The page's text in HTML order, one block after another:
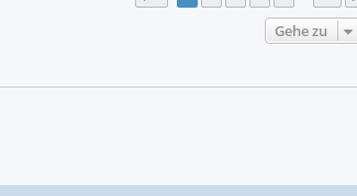
Gehe zu